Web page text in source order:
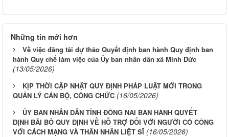
Những tin mới hơn
Về việc đăng tải dự thảo Quyết định ban hành Quy định ban
hành Quy chế làm việc của Ủy ban nhân dân xã Minh Đức
(13/05/2026)
KỊP THỜI CẬP NHẬT QUY ĐỊNH PHÁP LUẬT MỚI TRONG
QUẢN LÝ CÁN BỘ, CÔNG CHỨC (16/05/2026)
ỦY BAN NHÂN DÂN TỈNH ĐỒNG NAI BAN HÀNH QUYẾT
ĐỊNH BÃI BỎ QUY ĐỊNH VỀ HỖ TRỢ ĐỐI VỚI NGƯỜI CÓ CÔNG
VỚI CÁCH MẠNG VÀ THÂN NHÂN LIỆT SĨ (16/05/2026)